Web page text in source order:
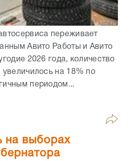
переживает
Авито Работы и Авито
2026 года, количество
увеличилось на 18% по
периодом...
на выборах